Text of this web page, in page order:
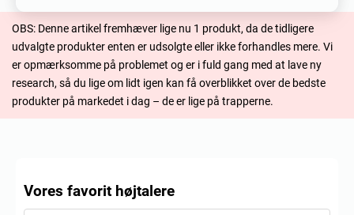
OBS: Denne artikel fremhæver lige nu 1 produkt, da de tidligere
udvalgte produkter enten er udsolgte eller ikke forhandles mere. Vi
er opmærksomme på problemet og er i fuld gang med at lave ny
research, så du lige om lidt igen kan få overblikket over de bedste
produkter på markedet i dag – de er lige på trapperne.
Vores favorit højtalere